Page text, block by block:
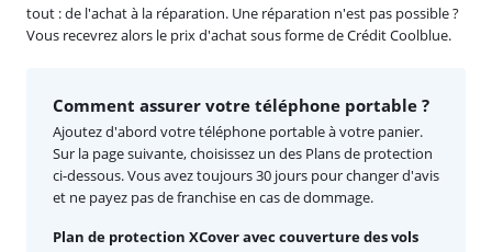
tout : de l'achat à la réparation. Une réparation n'est pas possible ?
Vous recevrez alors le prix d'achat sous forme de Crédit Coolblue.
Comment assurer votre téléphone portable ?
Ajoutez d'abord votre téléphone portable à votre panier.
Sur la page suivante, choisissez un des Plans de protection
ci-dessous. Vous avez toujours 30 jours pour changer d'avis
et ne payez pas de franchise en cas de dommage.
Plan de protection XCover avec couverture des vols